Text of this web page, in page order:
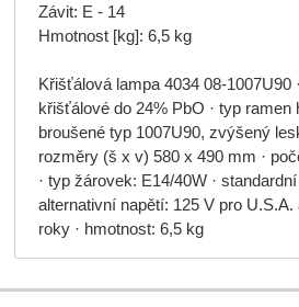
Závit: E - 14
Hmotnost [kg]: 6,5 kg
Křišťálová lampa 4034 08-1007U90
křišťálové do 24% PbO · typ ramen
broušené typ 1007U90, zvýšený
rozměry (š x v) 580 x 490 mm ·
· typ žárovek: E14/40W ·
alternativní napětí: 125 V pro U.S.A.
roky · hmotnost: 6,5 kg